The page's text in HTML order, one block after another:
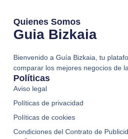
Quienes Somos
Guia Bizkaia
Bienvenido a Guía Bizkaia, tu
comparar los mejores negocios de
Políticas
Aviso legal
Políticas de privacidad
Políticas de cookies
Condiciones del Contrato de